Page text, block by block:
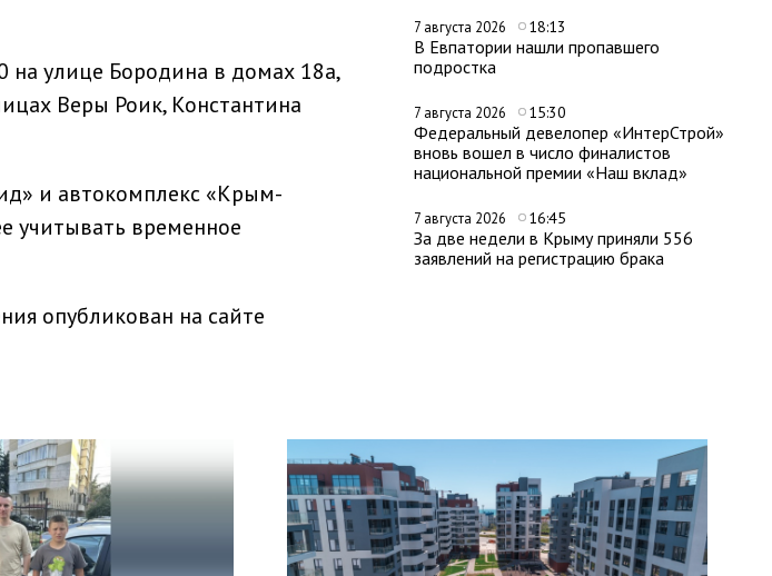
7 августа 2026 18:13
В Евпатории нашли пропавшего
подростка
7 августа 2026 15:30
Федеральный девелопер «ИнтерСтрой»
вновь вошел в число финалистов
национальной премии «Наш вклад»
7 августа 2026 16:45
За две недели в Крыму приняли 556
заявлений на регистрацию брака
на улице Бородина в домах 18а,
Веры Роик, Константина
и автокомплекс «Крым-
учитывать временное
опубликован на сайте